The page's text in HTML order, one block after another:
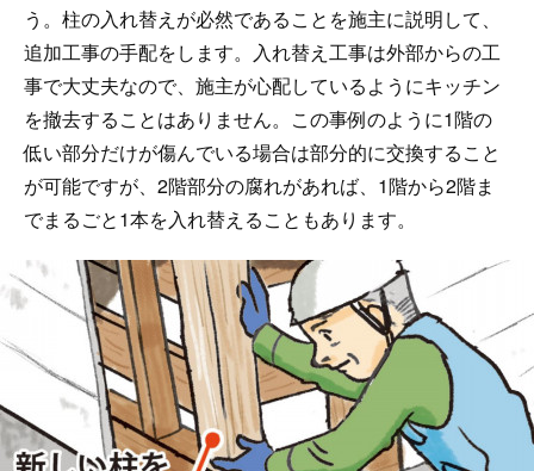
う。柱の入れ替えが必然であることを施主に説明して、
追加工事の手配をします。入れ替え工事は外部からの工
事で大丈夫なので、施主が心配しているようにキッチン
を撤去することはありません。この事例のように1階の
低い部分だけが傷んでいる場合は部分的に交換すること
が可能ですが、2階部分の腐れがあれば、1階から2階ま
でまるごと1本を入れ替えることもあります。